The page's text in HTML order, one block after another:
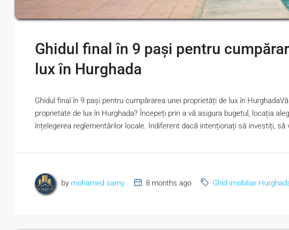
Ghidul final în 9 pași pentru
lux în Hurghada
Ghidul final în 9 pași pentru cumpărarea unei proprietăți de lux în
proprietate de lux în Hurghada? Începeți prin a vă asigura bugetul, locația
înțelegerea reglementărilor locale. Indiferent dacă intenționați să investiți,
by mohamed samy 8 months ago Ghid imobiliar